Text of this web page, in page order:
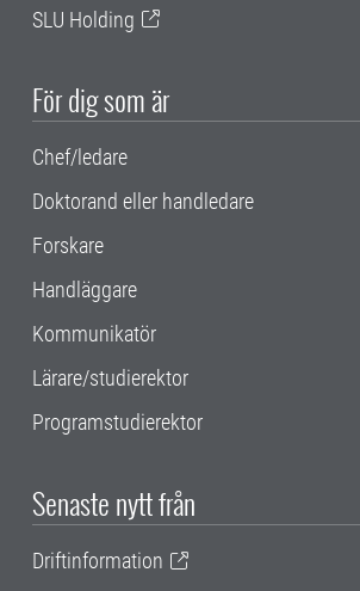
SLU Holding
För dig som är
Chef/ledare
Doktorand eller handledare
Forskare
Handläggare
Kommunikatör
Lärare/studierektor
Programstudierektor
Senaste nytt från
Driftinformation